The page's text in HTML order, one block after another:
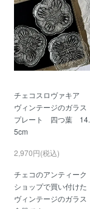
チェコスロヴァキア
ヴィンテージのガラス
プレート 四つ葉 14.
5cm
2,970円(税込)
チェコのアンティーク
ショップで買い付けた
ヴィンテージのガラス